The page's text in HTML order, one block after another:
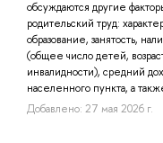
обсуждаются другие
родительский труд:
образование, занятость,
(общее число детей,
инвалидности), средний
населенного пункта, а
Добавлено: 27 мая 2026 г.